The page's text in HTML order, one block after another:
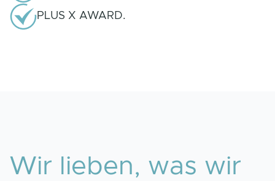
PLUS X AWARD.
Wir lieben, was wir